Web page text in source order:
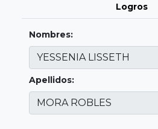
Logros
Nombres:
Apellidos: